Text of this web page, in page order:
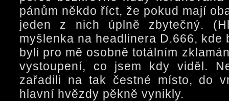
pánům někdo říct, že pokud mají
jeden z nich úplně zbytečný.
myšlenka na headlinera D.666, kde
byli pro mě osobně totálním
vystoupení, co jsem kdy viděl.
zařadili na tak čestné místo, do
hlavní hvězdy pěkně vynikly.